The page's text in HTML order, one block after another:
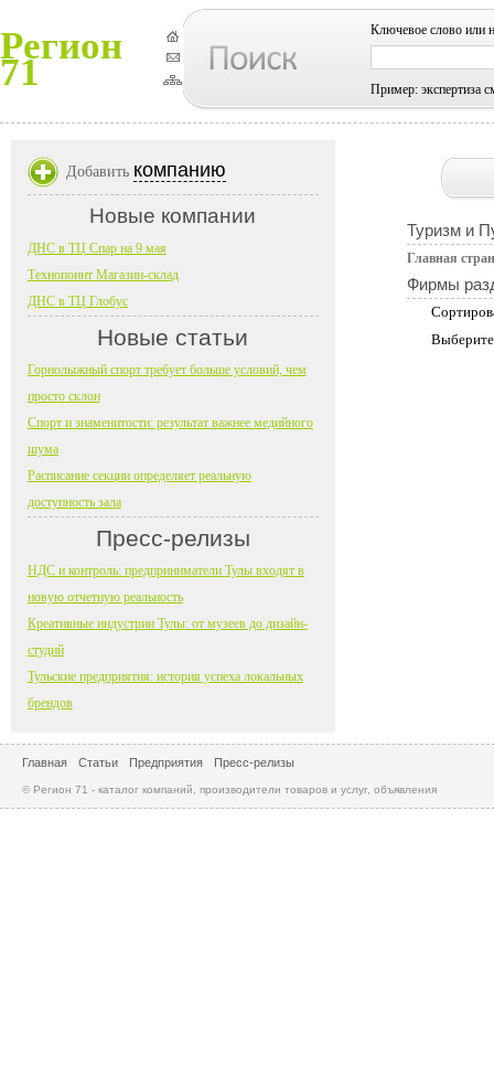
Регион
71
Ключевое слово или
Пример: экспертиза
Туризм и
Главная
Фирмы
Добавить компанию
Новые компании
ДНС в ТЦ Спар на 9 мая
Технопоинт Магазин-склад
ДНС в ТЦ Глобус
Новые статьи
Горнолыжный спорт требует больше условий, чем
просто склон
Спорт и знаменитости: результат важнее медийного
шума
Расписание секции определяет реальную
доступность зала
Пресс-релизы
НДС и контроль: предприниматели Тулы входят в
новую отчетную реальность
Креативные индустрии Тулы: от музеев до дизайн-
студий
Тульские предприятия: история успеха локальных
брендов
Главная Статьи Предприятия Пресс-релизы
© Регион 71 - каталог компаний, производители товаров и услуг, объявления